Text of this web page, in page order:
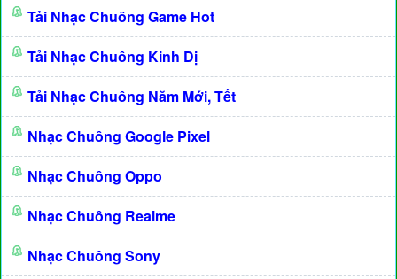
Tải Nhạc Chuông Game Hot
Tải Nhạc Chuông Kinh Dị
Tải Nhạc Chuông Năm Mới, Tết
Nhạc Chuông Google Pixel
Nhạc Chuông Oppo
Nhạc Chuông Realme
Nhạc Chuông Sony